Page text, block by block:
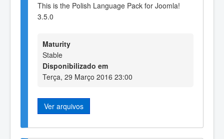
This is the Polish Language Pack for Joomla!
3.5.0
Maturity
Stable
Disponibilizado em
Terça, 29 Março 2016 23:00
Ver arquivos